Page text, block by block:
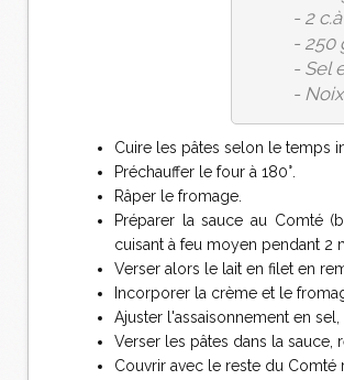
- 2
- 250
- Sel
-
Cuire les pâtes selon le temps
Préchauffer le four à 180°.
Râper le fromage.
Préparer la sauce au Comté
cuisant à feu moyen pendant 2
Verser alors le lait en filet en
Incorporer la crème et le
Ajuster l'assaisonnement en
Verser les pâtes dans la
Couvrir avec le reste du Comté